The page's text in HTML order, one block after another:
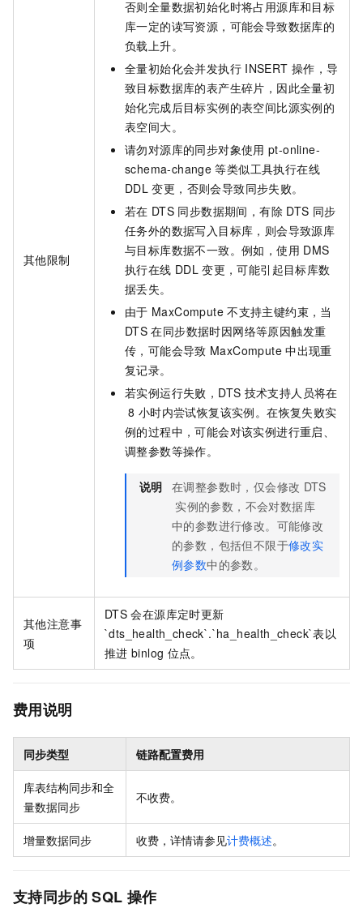
其他限制
否则全量数据初始化时将占用源库和目标
库一定的读写资源，可能会导致数据库的
负载上升。
全量初始化会并发执行 INSERT 操作，导
致目标数据库的表产生碎片，因此全量初
始化完成后目标实例的表空间比源实例的
表空间大。
请勿对源库的同步对象使用 pt-online-
schema-change 等类似工具执行在线
DDL 变更，否则会导致同步失败。
若在 DTS 同步数据期间，有除 DTS 同步
任务外的数据写入目标库，则会导致源库
与目标库数据不一致。例如，使用 DMS
执行在线 DDL 变更，可能引起目标库数
据丢失。
由于 MaxCompute 不支持主键约束，当
DTS 在同步数据时因网络等原因触发重
传，可能会导致 MaxCompute 中出现重
复记录。
若实例运行失败，DTS 技术支持人员将在
8 小时内尝试恢复该实例。在恢复失败实
例的过程中，可能会对该实例进行重启、
调整参数等操作。
说明 在调整参数时，仅会修改 DTS
实例的参数，不会对数据库
中的参数进行修改。 可能修改
的参数，包括但不限于修改实
例参数中的参数。
其他注意事
项
DTS 会在源库定时更新
`dts_health_check`.`ha_health_check`表以
推进 binlog 位点。
费用说明
同步类型 链路配置费用
库表结构同步和全
量数据同步
不收费。
增量数据同步 收费，详情请参见计费概述。
支持同步的 SQL 操作